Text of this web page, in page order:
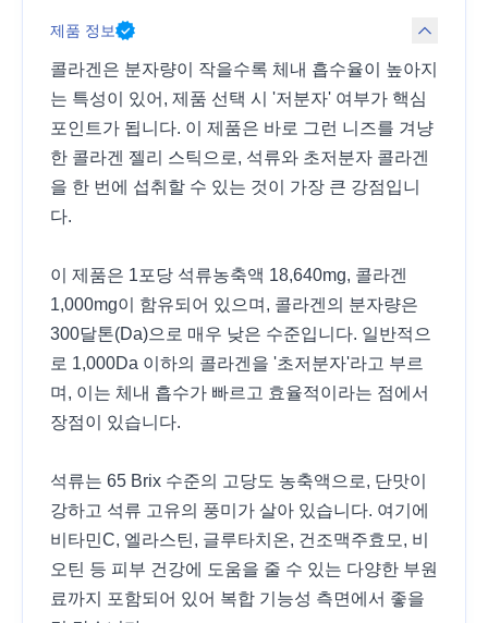
제품 정보
콜라겐은 분자량이 작을수록 체내 흡수율이 높아지
는 특성이 있어, 제품 선택 시 '저분자' 여부가 핵심
포인트가 됩니다. 이 제품은 바로 그런 니즈를 겨냥
한 콜라겐 젤리 스틱으로, 석류와 초저분자 콜라겐
을 한 번에 섭취할 수 있는 것이 가장 큰 강점입니
다.
이 제품은 1포당 석류농축액 18,640mg, 콜라겐
1,000mg이 함유되어 있으며, 콜라겐의 분자량은
300달톤(Da)으로 매우 낮은 수준입니다. 일반적으
로 1,000Da 이하의 콜라겐을 '초저분자'라고 부르
며, 이는 체내 흡수가 빠르고 효율적이라는 점에서
장점이 있습니다.
석류는 65 Brix 수준의 고당도 농축액으로, 단맛이
강하고 석류 고유의 풍미가 살아 있습니다. 여기에
비타민C, 엘라스틴, 글루타치온, 건조맥주효모, 비
오틴 등 피부 건강에 도움을 줄 수 있는 다양한 부원
료까지 포함되어 있어 복합 기능성 측면에서 좋을